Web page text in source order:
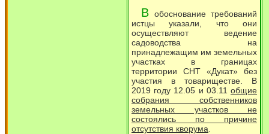
В обоснование требований
истцы указали, что они
осуществляют ведение
садоводства на
принадлежащим им земельных
участках в границах
территории СНТ «Дукат» без
участия в товариществе. В
2019 году 12.05 и 03.11 общие
собрания собственников
земельных участков не
состоялись по причине
отсутствия кворума